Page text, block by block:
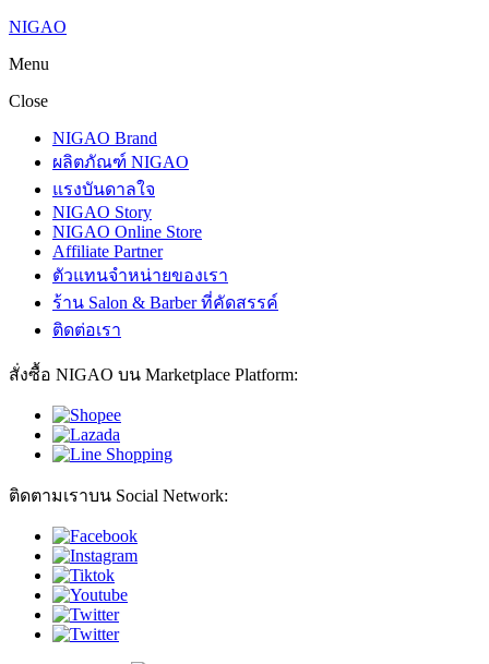
NIGAO
Menu
Close
NIGAO Brand
ผลิตภัณฑ์ NIGAO
แรงบันดาลใจ
NIGAO Story
NIGAO Online Store
Affiliate Partner
ตัวแทนจำหน่ายของเรา
ร้าน Salon & Barber ที่คัดสรรค์
ติดต่อเรา
สั่งซื้อ NIGAO บน Marketplace Platform:
ติดตามเราบน Social Network: